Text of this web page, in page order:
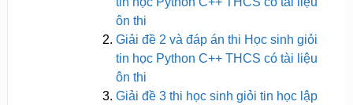
ôn thi
Giải đề 2 và đáp án thi Học sinh giỏi
tin học Python C++ THCS có tài liệu
ôn thi
Giải đề 3 thi học sinh giỏi tin học lập